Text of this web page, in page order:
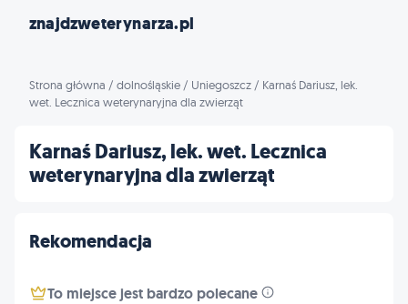
znajdzweterynarza.pl
Strona główna / dolnośląskie / Uniegoszcz / Karnaś Dariusz, lek.
wet. Lecznica weterynaryjna dla zwierząt
Karnaś Dariusz, lek. wet. Lecznica
weterynaryjna dla zwierząt
Rekomendacja
To miejsce jest bardzo polecane